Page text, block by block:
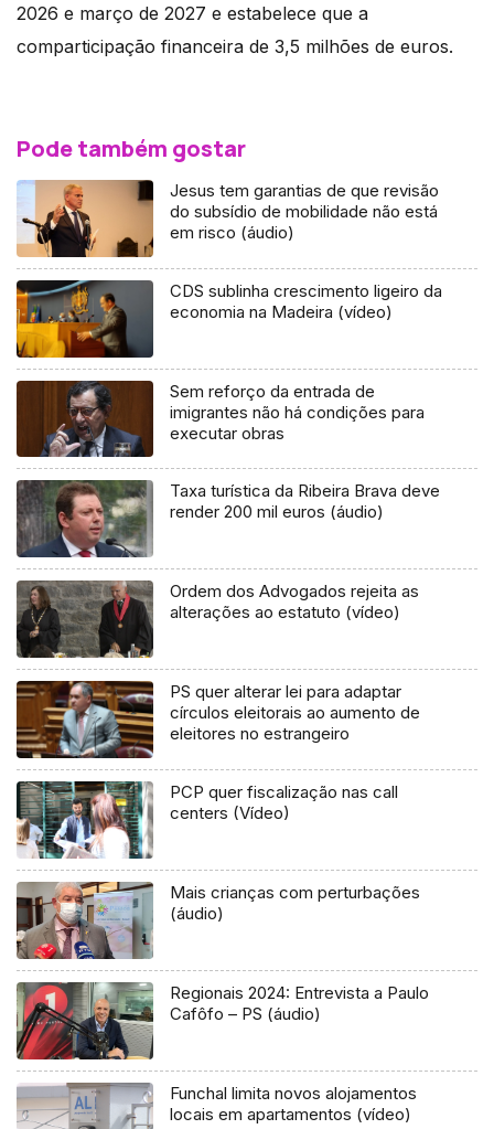
2026 e março de 2027 e estabelece que a
comparticipação financeira de 3,5 milhões de euros.
Pode também gostar
Jesus tem garantias de que revisão
do subsídio de mobilidade não está
em risco (áudio)
CDS sublinha crescimento ligeiro da
economia na Madeira (vídeo)
Sem reforço da entrada de
imigrantes não há condições para
executar obras
Taxa turística da Ribeira Brava deve
render 200 mil euros (áudio)
Ordem dos Advogados rejeita as
alterações ao estatuto (vídeo)
PS quer alterar lei para adaptar
círculos eleitorais ao aumento de
eleitores no estrangeiro
PCP quer fiscalização nas call
centers (Vídeo)
Mais crianças com perturbações
(áudio)
Regionais 2024: Entrevista a Paulo
Cafôfo – PS (áudio)
Funchal limita novos alojamentos
locais em apartamentos (vídeo)